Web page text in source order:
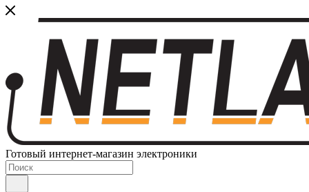
Готовый интернет-магазин электроники